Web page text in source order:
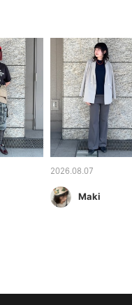
2026.08.07
Maki